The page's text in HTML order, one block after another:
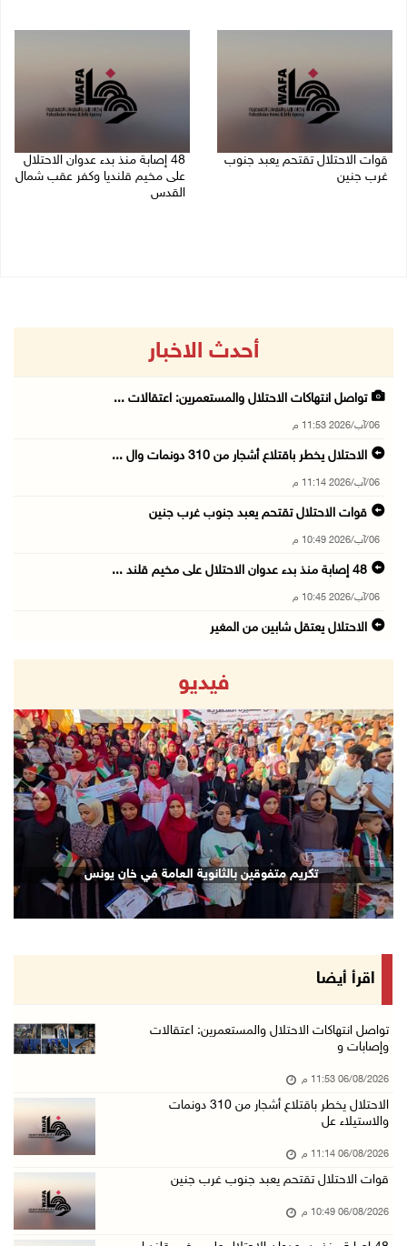
قوات الاحتلال تقتحم يعبد جنوب
غرب جنين
48 إصابة منذ بدء عدوان الاحتلال
على مخيم قلنديا وكفر عقب شمال
القدس
أحدث الاخبار
تواصل انتهاكات الاحتلال والمستعمرين: اعتقالات ...
06/آب/2026 11:53 م
الاحتلال يخطر باقتلاع أشجار من 310 دونمات وال ...
06/آب/2026 11:14 م
قوات الاحتلال تقتحم يعبد جنوب غرب جنين
06/آب/2026 10:49 م
48 إصابة منذ بدء عدوان الاحتلال على مخيم قلند ...
06/آب/2026 10:45 م
الاحتلال يعتقل شابين من المغير
وزير الداخلية يبحث مع مكافحة المخدرات الدولي ...
06/آب/2026 10:01 م
رئيس بلدية الخليل يطلع وفدا أميركيا على تطورا ...
06/آب/2026 09:59 م
06/آب/2026 09:17 م
إصابة مسن بجروح ورضوض إثر اعتداء جيش الاحتلال ...
06/آب/2026 09:13 م
ورشة توصي بخطة عاجلة لاستعادة التعليم الوجاهي ...
الرئيس يستقبل مجلس بلدية رام الله ويشدد على د ...
جماهير شعبنا تشيع جثمان الشهيد علاء صبيح في ت ...
الاحتلال يوسع حملات الدهم والاعتقال في قلنديا ...
06/آب/2026 08:06 م
الرئيس المصري وملك البحرين يشددان على ضرورة ت ...
فيديو
تكريم متفوقين بالثانوية العامة في خان يونس
Next
اقرأ أيضا
تواصل انتهاكات الاحتلال والمستعمرين: اعتقالات
وإصابات و
06/08/2026 11:53 م
الاحتلال يخطر باقتلاع أشجار من 310 دونمات
والاستيلاء عل
06/08/2026 11:14 م
قوات الاحتلال تقتحم يعبد جنوب غرب جنين
06/08/2026 10:49 م